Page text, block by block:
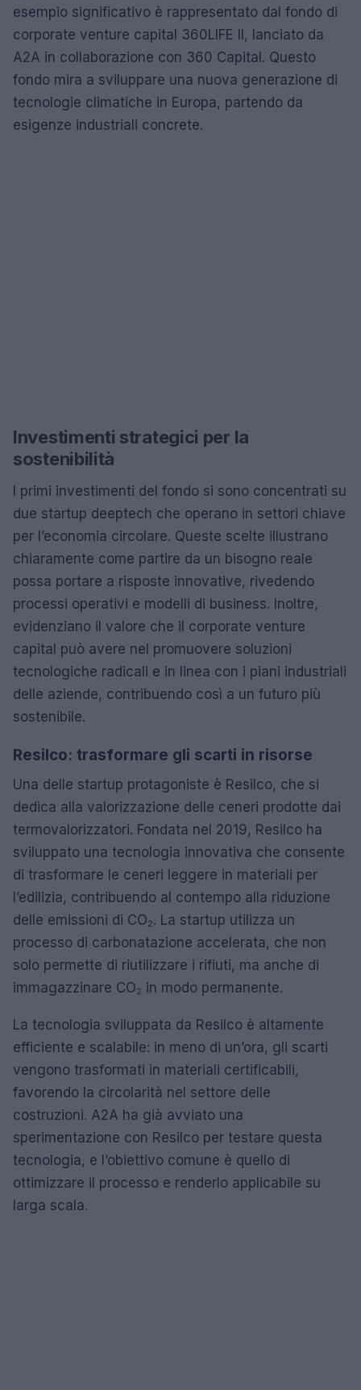
esempio significativo è rappresentato dal fondo di
corporate venture capital 360LIFE II, lanciato da
A2A in collaborazione con 360 Capital. Questo
fondo mira a sviluppare una nuova generazione di
tecnologie climatiche in Europa, partendo da
esigenze industriali concrete.
Investimenti strategici per la
sostenibilità
I primi investimenti del fondo si sono concentrati su
due startup deeptech che operano in settori chiave
per l’economia circolare. Queste scelte illustrano
chiaramente come partire da un bisogno reale
possa portare a risposte innovative, rivedendo
processi operativi e modelli di business. Inoltre,
evidenziano il valore che il corporate venture
capital può avere nel promuovere soluzioni
tecnologiche radicali e in linea con i piani industriali
delle aziende, contribuendo così a un futuro più
sostenibile.
Resilco: trasformare gli scarti in risorse
Una delle startup protagoniste è Resilco, che si
dedica alla valorizzazione delle ceneri prodotte dai
termovalorizzatori. Fondata nel 2019, Resilco ha
sviluppato una tecnologia innovativa che consente
di trasformare le ceneri leggere in materiali per
l’edilizia, contribuendo al contempo alla riduzione
delle emissioni di CO₂. La startup utilizza un
processo di carbonatazione accelerata, che non
solo permette di riutilizzare i rifiuti, ma anche di
immagazzinare CO₂ in modo permanente.
La tecnologia sviluppata da Resilco è altamente
efficiente e scalabile: in meno di un’ora, gli scarti
vengono trasformati in materiali certificabili,
favorendo la circolarità nel settore delle
costruzioni. A2A ha già avviato una
sperimentazione con Resilco per testare questa
tecnologia, e l’obiettivo comune è quello di
ottimizzare il processo e renderlo applicabile su
larga scala.